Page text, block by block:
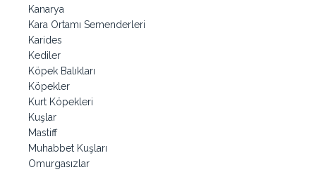
Kanarya
Kara Ortamı Semenderleri
Karides
Kediler
Köpek Balıkları
Köpekler
Kurt Köpekleri
Kuşlar
Mastiff
Muhabbet Kuşları
Omurgasızlar